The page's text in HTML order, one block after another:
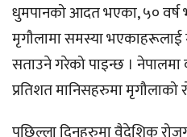
धुमपानको आदत भएका, ५० वर्ष
मृगौलामा समस्या भएकाहरूलाई
सताउने गरेको पाइन्छ ।
प्रतिशत मानिसहरुमा